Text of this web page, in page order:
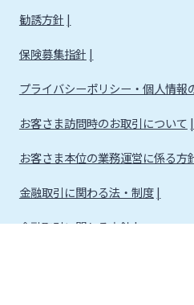
勧誘方針
保険募集指針
プライバシーポリシー・個人情報
お客さま訪問時のお取引について
お客さま本位の業務運営に係る方
金融取引に関わる法・制度
金融取引に関わる方針